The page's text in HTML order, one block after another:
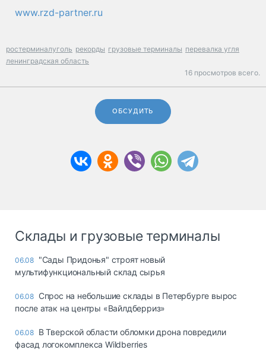
www.rzd-partner.ru
ростерминалуголь рекорды грузовые терминалы перевалка угля
ленинградская область
16 просмотров всего.
ОБСУДИТЬ
Склады и грузовые терминалы
06.08 "Сады Придонья" строят новый
мультифункциональный склад сырья
06.08 Спрос на небольшие склады в Петербурге вырос
после атак на центры «Вайлдберриз»
06.08 В Тверской области обломки дрона повредили
фасад логокомплекса Wildberries